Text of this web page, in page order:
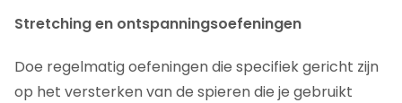
Stretching en ontspanningsoefeningen
Doe regelmatig oefeningen die specifiek gericht zijn
op het versterken van de spieren die je gebruikt